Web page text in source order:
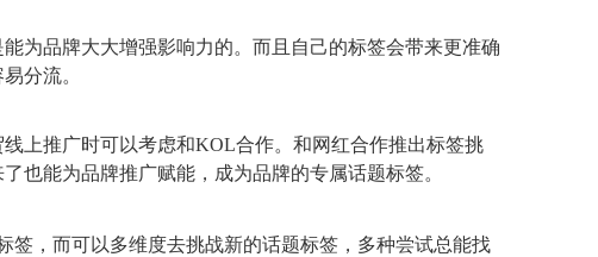
为品牌大大增强影响力的。而且自己的标签会带来更准确
分流。
上推广时可以考虑和KOL合作。和网红合作推出标签挑
也能为品牌推广赋能，成为品牌的专属话题标签。
，而可以多维度去挑战新的话题标签，多种尝试总能找